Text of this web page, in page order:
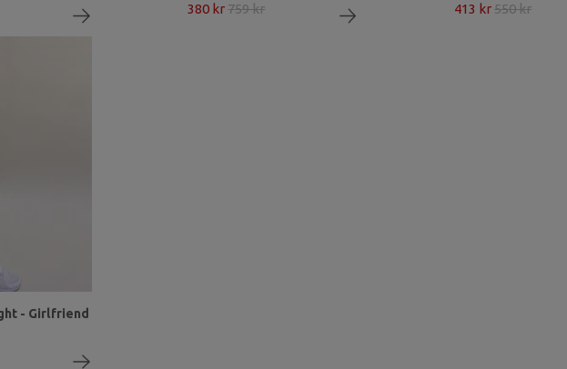
380 kr 759 kr 413 kr550 kr
- Girlfriend